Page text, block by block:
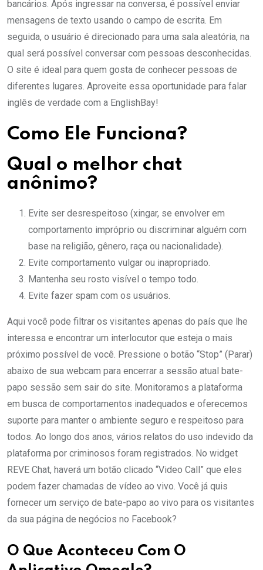
bancários. Após ingressar na conversa, é possível enviar
mensagens de texto usando o campo de escrita. Em
seguida, o usuário é direcionado para uma sala aleatória, na
qual será possível conversar com pessoas desconhecidas.
O site é ideal para quem gosta de conhecer pessoas de
diferentes lugares. Aproveite essa oportunidade para falar
inglês de verdade com a EnglishBay!
Como Ele Funciona?
Qual o melhor chat
anônimo?
Evite ser desrespeitoso (xingar, se envolver em
comportamento impróprio ou discriminar alguém com
base na religião, gênero, raça ou nacionalidade).
Evite comportamento vulgar ou inapropriado.
Mantenha seu rosto visível o tempo todo.
Evite fazer spam com os usuários.
Aqui você pode filtrar os visitantes apenas do país que lhe
interessa e encontrar um interlocutor que esteja o mais
próximo possível de você. Pressione o botão “Stop” (Parar)
abaixo de sua webcam para encerrar a sessão atual bate-
papo sessão sem sair do site. Monitoramos a plataforma
em busca de comportamentos inadequados e oferecemos
suporte para manter o ambiente seguro e respeitoso para
todos. Ao longo dos anos, vários relatos do uso indevido da
plataforma por criminosos foram registrados. No widget
REVE Chat, haverá um botão clicado “Video Call” que eles
podem fazer chamadas de vídeo ao vivo. Você já quis
fornecer um serviço de bate-papo ao vivo para os visitantes
da sua página de negócios no Facebook?
O Que Aconteceu Com O